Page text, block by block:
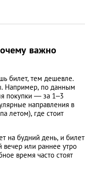
важно
билет, тем дешевле.
Например, по данным
покупки — за 1–3
направления в
летом), где стоит
на будний день, и билет
или раннее утро
время часто стоят